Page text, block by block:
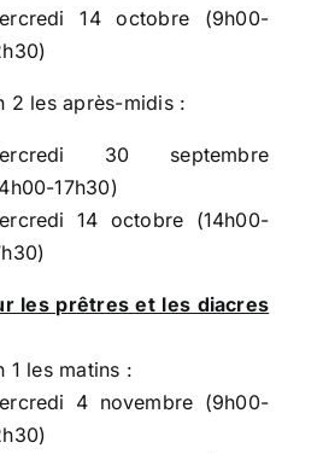
14 octobre (9h00-
2 les après-midis :
30 septembre
17h30)
14 octobre (14h00-
les prêtres et les diacres
1 les matins :
4 novembre (9h00-